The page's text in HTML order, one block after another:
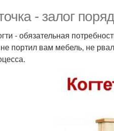
- залог
- обязательная
портил вам мебель, не